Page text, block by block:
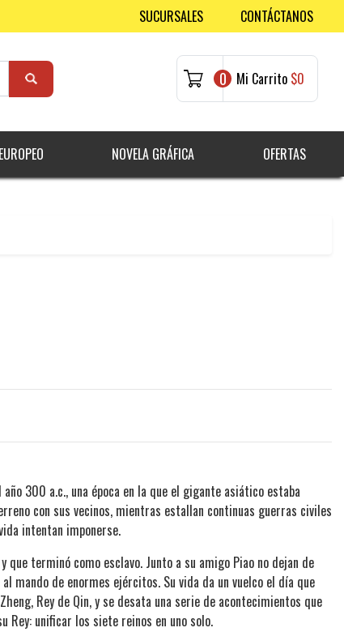
SUCURSALES CONTÁCTANOS
0 Mi Carrito $0
EUROPEO NOVELA GRÁFICA OFERTAS
300 a.c., una época en la que el gigante asiático estaba
con sus vecinos, mientras estallan continuas guerras civiles
intentan imponerse.
terminó como esclavo. Junto a su amigo Piao no dejan de
mando de enormes ejércitos. Su vida da un vuelco el día que
Rey de Qin, y se desata una serie de acontecimientos que
Rey: unificar los siete reinos en uno solo.